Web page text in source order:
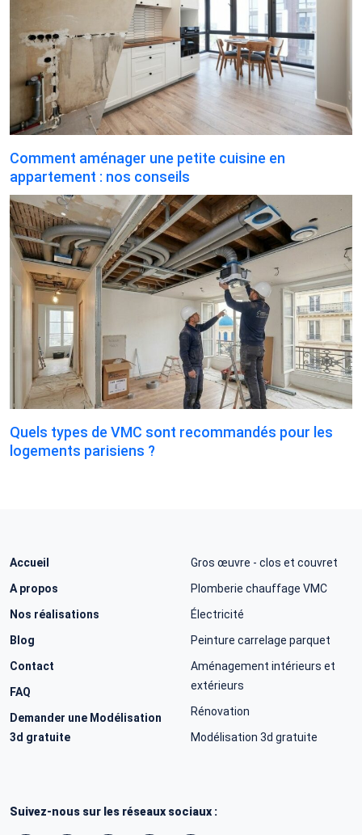
Comment aménager une petite cuisine en
appartement : nos conseils
Quels types de VMC sont recommandés pour les
logements parisiens ?
Accueil
A propos
Nos réalisations
Blog
Contact
FAQ
Demander une Modélisation
3d gratuite
Gros œuvre - clos et couvret
Plomberie chauffage VMC
Électricité
Peinture carrelage parquet
Aménagement intérieurs et
extérieurs
Rénovation
Modélisation 3d gratuite
Suivez-nous sur les réseaux sociaux :